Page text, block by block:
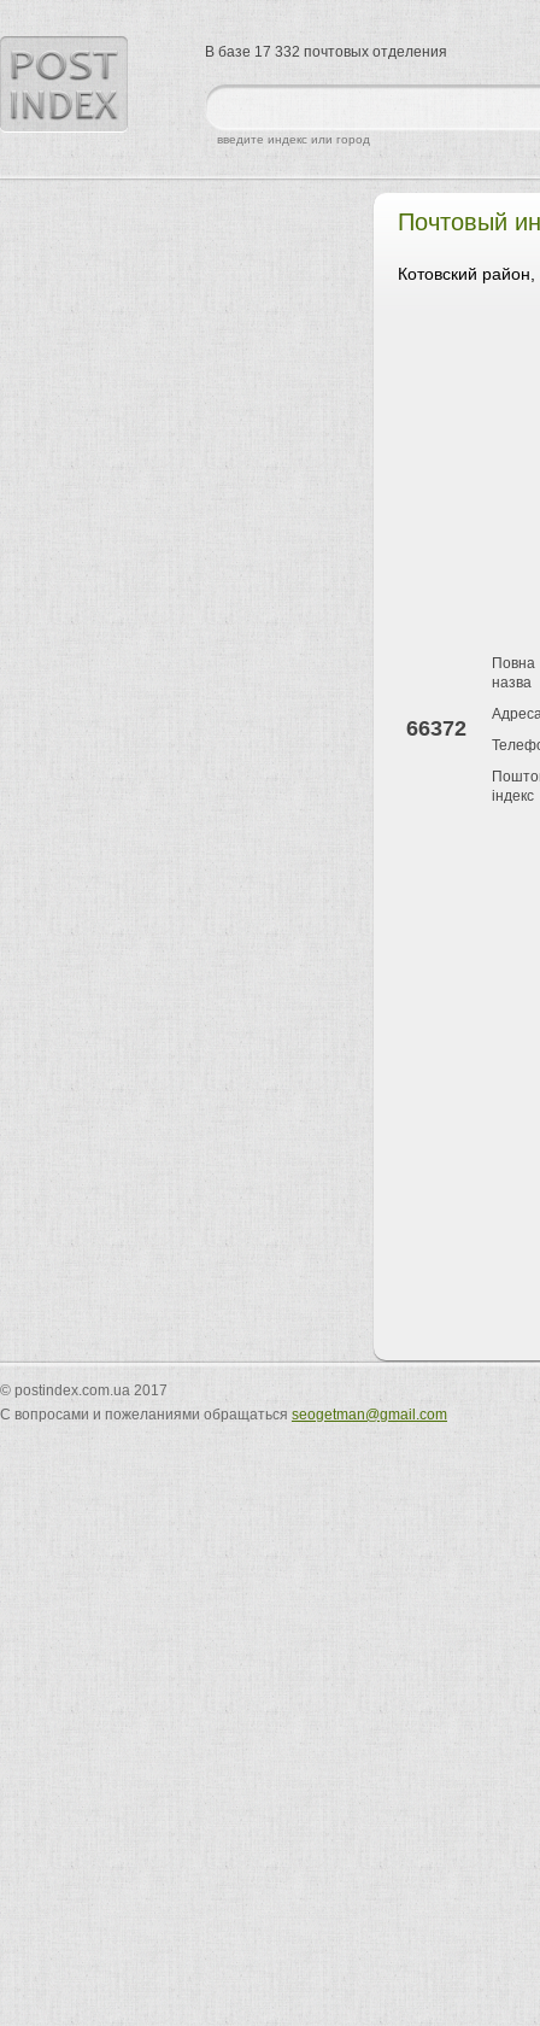
Почтовый
Котовский
66372
Повна
назва
індекс
найти
введите индекс или город
В базе 17 332 почтовых отделения
© postindex.com.ua 2017
С вопросами и пожеланиями обращаться seogetman@gmail.com